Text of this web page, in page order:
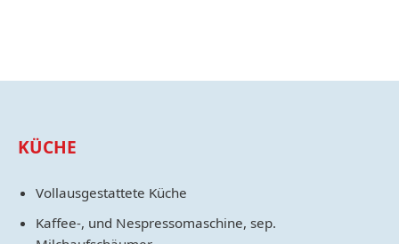
KÜCHE
Vollausgestattete Küche
Kaffee-, und Nespressomaschine, sep.